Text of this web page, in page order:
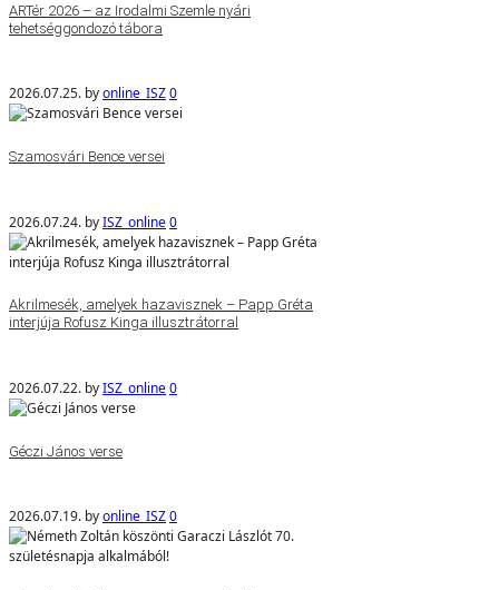
ARTér 2026 – az Irodalmi Szemle nyári
tehetséggondozó tábora
2026.07.25. byonline_ISZ0
Szamosvári Bence versei
2026.07.24. byISZ_online0
Akrilmesék, amelyek hazavisznek – Papp Gréta
interjúja Rofusz Kinga illusztrátorral
2026.07.22. byISZ_online0
Géczi János verse
2026.07.19. byonline_ISZ0